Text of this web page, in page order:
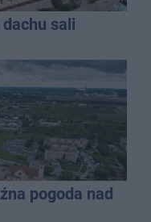
sali
pogoda nad